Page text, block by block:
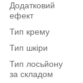
Додатковий
ефект
Тип крему
Тип шкіри
Тип лосьйону
за складом